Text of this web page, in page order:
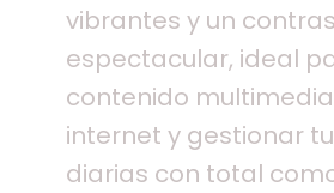
vibrantes y un
espectacular, ideal
contenido
internet y gestionar
diarias con total